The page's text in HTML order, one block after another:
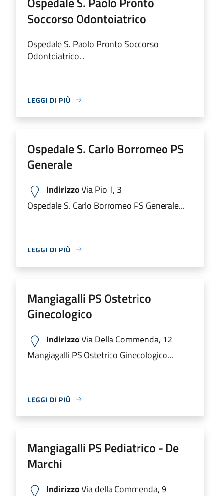
Soccorso Odontoiatrico
Ospedale S. Paolo Pronto Soccorso
Odontoiatrico...
LEGGI DI PIÙ
Ospedale S. Carlo Borromeo PS
Generale
IndirizzoVia Pio II, 3
Ospedale S. Carlo Borromeo PS Generale...
LEGGI DI PIÙ
Mangiagalli PS Ostetrico
Ginecologico
IndirizzoVia Della Commenda, 12
Mangiagalli PS Ostetrico Ginecologico...
LEGGI DI PIÙ
Mangiagalli PS Pediatrico - De
Marchi
IndirizzoVia della Commenda, 9